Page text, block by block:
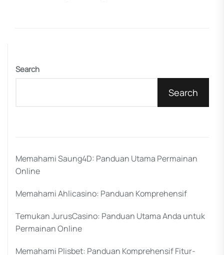
Search
Search
Memahami Saung4D: Panduan Utama Permainan
Online
Memahami Ahlicasino: Panduan Komprehensif
Temukan JurusCasino: Panduan Utama Anda untuk
Permainan Online
Memahami Plisbet: Panduan Komprehensif Fitur-